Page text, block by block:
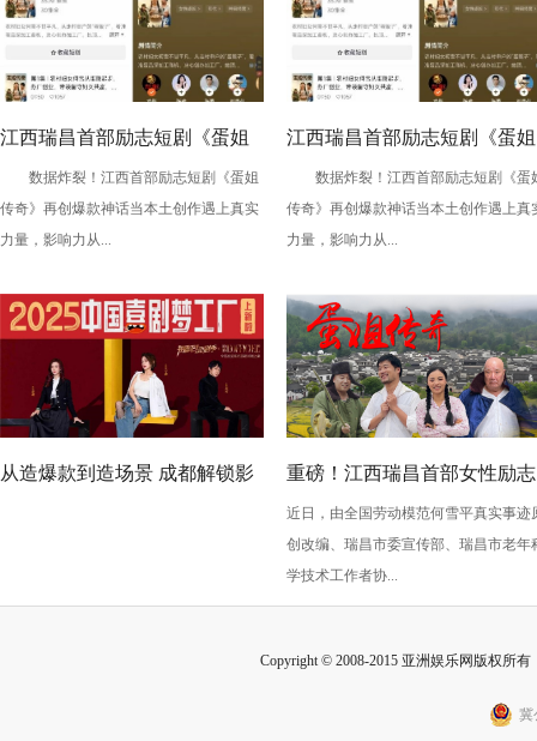
江西瑞昌首部励志短剧《蛋姐
传奇》持续火爆！双平台数据
刷新纪录，见证本土力量
数据炸裂！江西首部励志短剧《蛋姐
传奇》再创爆款神话当本土创作遇上真实
力量，影响力从...
江西瑞昌首部励志短剧《蛋姐
传奇》持续火爆！双平台数据
刷新纪录，见证本土力量
数据炸裂！江西首部励志短剧《蛋
传奇》再创爆款神话当本土创作遇上真
力量，影响力从...
从造爆款到造场景 成都解锁影 重磅！江西瑞昌首部女性励志
竖屏短剧《蛋姐传奇》定档三
八节
近日，由全国劳动模范何雪平真实事迹
创改编、瑞昌市委宣传部、瑞昌市老年
学技术工作者协...
Copyright © 2008-2015 亚洲娱乐网版权所
冀